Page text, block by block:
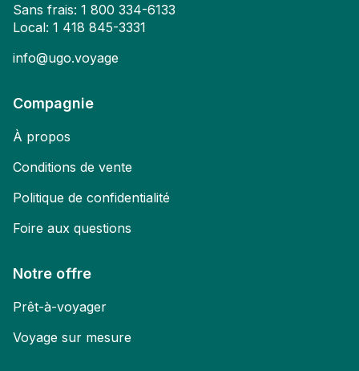
Sans frais: 1 800 334-6133
Local: 1 418 845-3331
info@ugo.voyage
Compagnie
À propos
Conditions de vente
Politique de confidentialité
Foire aux questions
Notre offre
Prêt-à-voyager
Voyage sur mesure